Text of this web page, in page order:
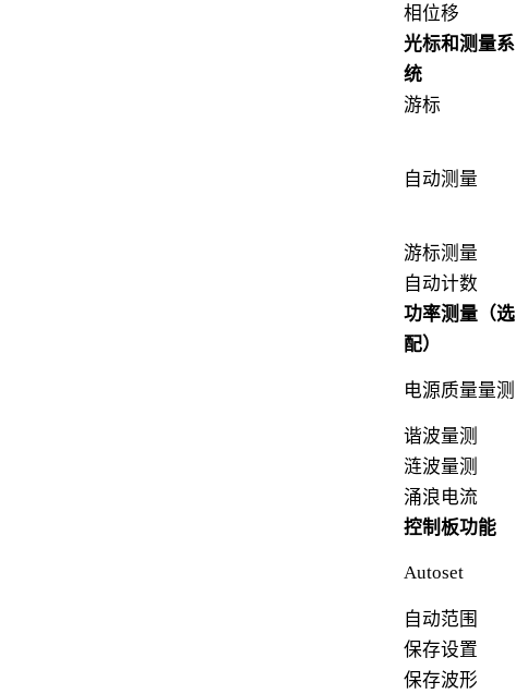
相位移
光标和测量系
统
游标
自动测量
游标测量
自动计数
功率测量（选
配）
电源质量量测
谐波量测
涟波量测
涌浪电流
控制板功能
Autoset
自动范围
保存设置
保存波形